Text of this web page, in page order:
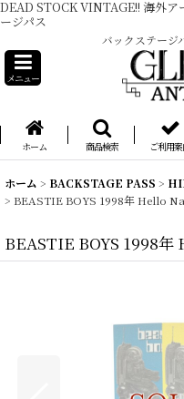
DEAD STOCK VINTAGE!! 海外ア
ージパス
バックステージ
メニュー
ホーム 商品検索 ご利用
ホーム > BACKSTAGE PASS >
> BEASTIE BOYS 1998年 Hello
BEASTIE BOYS 1998